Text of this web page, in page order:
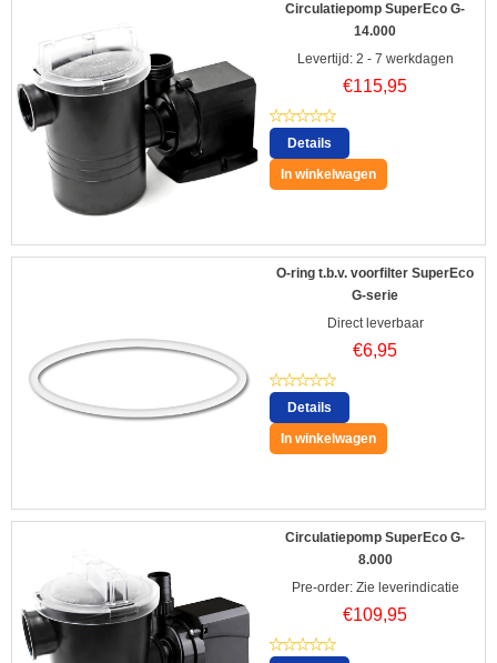
Circulatiepomp SuperEco G-
14.000
Levertijd: 2 - 7 werkdagen
€115,95
Details
In winkelwagen
O-ring t.b.v. voorfilter SuperEco
G-serie
Direct leverbaar
€6,95
Details
In winkelwagen
Circulatiepomp SuperEco G-
8.000
Pre-order: Zie leverindicatie
€109,95